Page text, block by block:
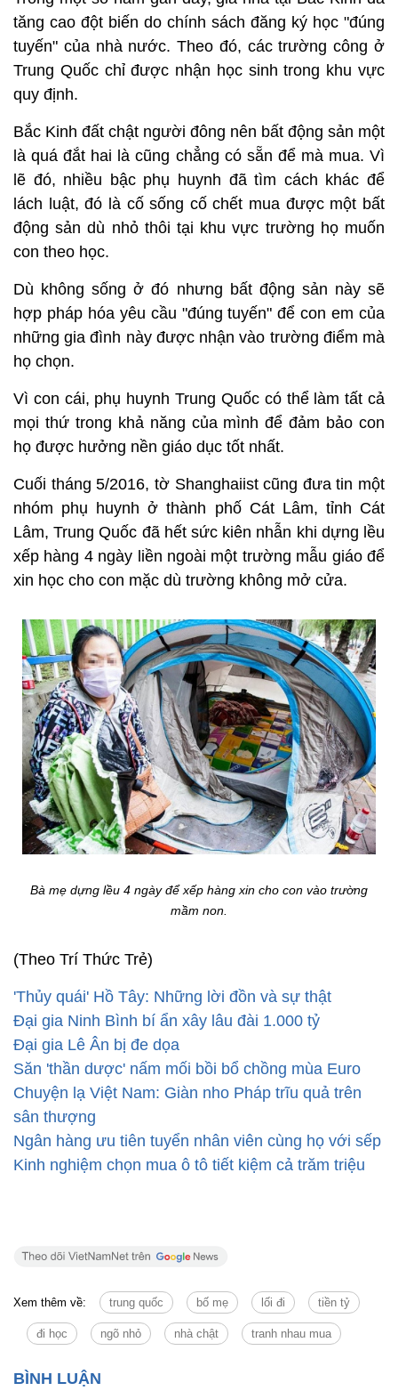
tăng cao đột biến do chính sách đăng ký học "đúng
tuyến" của nhà nước. Theo đó, các trường công ở
Trung Quốc chỉ được nhận học sinh trong khu vực
quy định.
Bắc Kinh đất chật người đông nên bất động sản một
là quá đắt hai là cũng chẳng có sẵn để mà mua. Vì
lẽ đó, nhiều bậc phụ huynh đã tìm cách khác để
lách luật, đó là cố sống cố chết mua được một bất
động sản dù nhỏ thôi tại khu vực trường họ muốn
con theo học.
Dù không sống ở đó nhưng bất động sản này sẽ
hợp pháp hóa yêu cầu "đúng tuyến" để con em của
những gia đình này được nhận vào trường điểm mà
họ chọn.
Vì con cái, phụ huynh Trung Quốc có thể làm tất cả
mọi thứ trong khả năng của mình để đảm bảo con
họ được hưởng nền giáo dục tốt nhất.
Cuối tháng 5/2016, tờ Shanghaiist cũng đưa tin một
nhóm phụ huynh ở thành phố Cát Lâm, tỉnh Cát
Lâm, Trung Quốc đã hết sức kiên nhẫn khi dựng lều
xếp hàng 4 ngày liền ngoài một trường mẫu giáo để
xin học cho con mặc dù trường không mở cửa.
Bà mẹ dựng lều 4 ngày để xếp hàng xin cho con vào trường
mầm non.
(Theo Trí Thức Trẻ)
'Thủy quái' Hồ Tây: Những lời đồn và sự thật
Đại gia Ninh Bình bí ẩn xây lâu đài 1.000 tỷ
Đại gia Lê Ân bị đe dọa
Săn 'thần dược' nấm mối bồi bổ chồng mùa Euro
Chuyện lạ Việt Nam: Giàn nho Pháp trĩu quả trên
sân thượng
Ngân hàng ưu tiên tuyển nhân viên cùng họ với sếp
Kinh nghiệm chọn mua ô tô tiết kiệm cả trăm triệu
Xem thêm về: trung quốc bố mẹ lối đi tiền tỷ
đi học ngõ nhỏ nhà chật tranh nhau mua